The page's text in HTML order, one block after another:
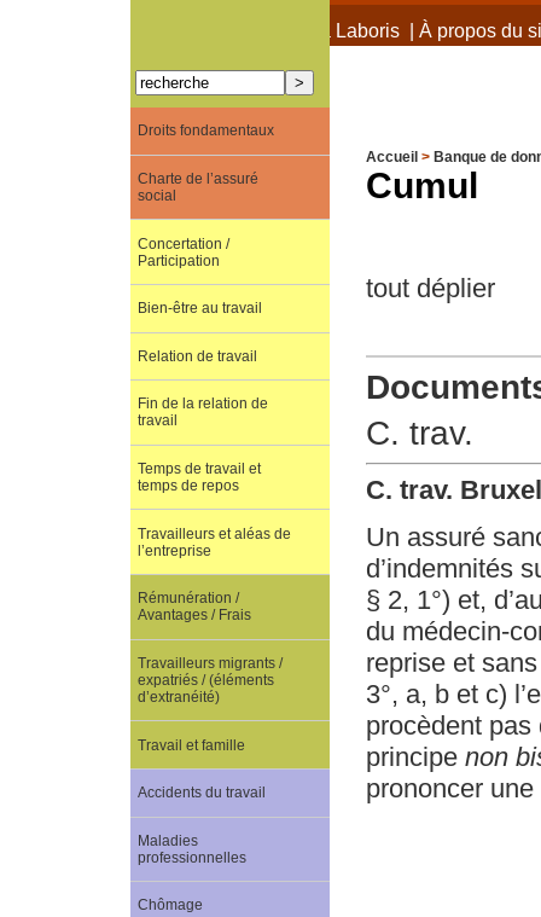
À propos de Terra Laboris| À propos du
Accueil > Banque de
Cumul
tout déplier
C. trav.
C. trav.
Un assuré
d’indemnités
§ 2, 1°) et,
du médecin-
reprise et
3°, a, b et c)
procèdent pas
principe non
prononcer
Droits fondamentaux
Charte de l’assuré
social
Concertation /
Participation
Bien-être au travail
Relation de travail
Fin de la relation de
travail
Temps de travail et
temps de repos
Travailleurs et aléas de
l’entreprise
Rémunération /
Avantages / Frais
Travailleurs migrants /
expatriés / (éléments
d’extranéité)
Travail et famille
Accidents du travail
Maladies
professionnelles
Chômage